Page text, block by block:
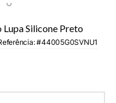
Silicone Preto
: 44005G0SVNU1